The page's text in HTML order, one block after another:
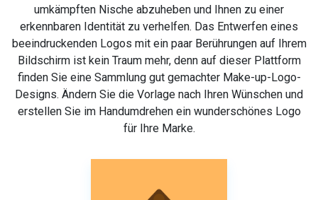
umkämpften Nische abzuheben und Ihnen zu einer
erkennbaren Identität zu verhelfen. Das Entwerfen eines
beeindruckenden Logos mit ein paar Berührungen auf Ihrem
Bildschirm ist kein Traum mehr, denn auf dieser Plattform
finden Sie eine Sammlung gut gemachter Make-up-Logo-
Designs. Ändern Sie die Vorlage nach Ihren Wünschen und
erstellen Sie im Handumdrehen ein wunderschönes Logo
für Ihre Marke.